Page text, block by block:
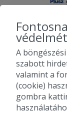
2010-2026
Pizza, gyros,
védelmét
A
szabott
valamint a
(cookie)
gombra